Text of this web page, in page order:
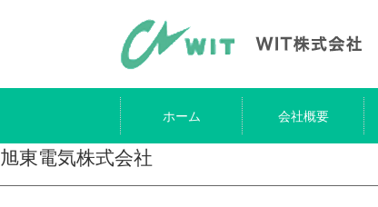
ホーム 会社概要
旭東電気株式会社